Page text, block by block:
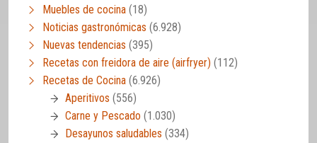
Muebles de cocina (18)
Noticias gastronómicas (6.928)
Nuevas tendencias (395)
Recetas con freidora de aire (airfryer) (112)
Recetas de Cocina (6.926)
Aperitivos (556)
Carne y Pescado (1.030)
Desayunos saludables (334)